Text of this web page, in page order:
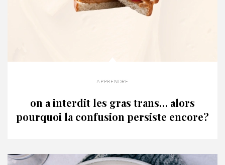
apprendre
on a interdit les gras trans… alors
pourquoi la confusion persiste encore?